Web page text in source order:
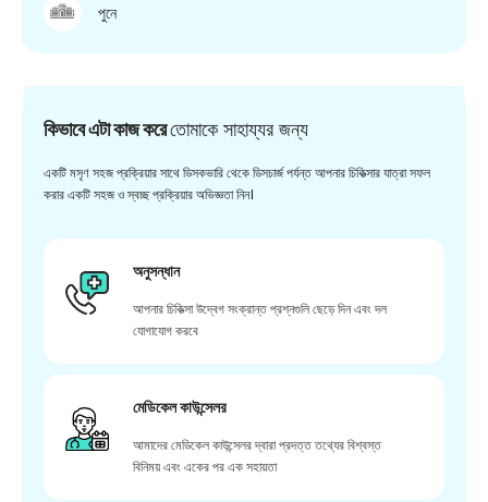
পুনে
কিভাবে এটা কাজ করেতোমাকে সাহায্যর জন্য
একটি মসৃণ সহজ প্রক্রিয়ার সাথে ডিসকভারি থেকে ডিসচার্জ পর্যন্ত আপনার চিকিত্সার যাত্রা সফল
করার একটি সহজ ও স্বচ্ছ প্রক্রিয়ার অভিজ্ঞতা নিন।
অনুসন্ধান
আপনার চিকিত্সা উদ্বেগ সংক্রান্ত প্রশ্নগুলি ছেড়ে দিন এবং দল
যোগাযোগ করবে
মেডিকেল কাউন্সেলর
আমাদের মেডিকেল কাউন্সেলর দ্বারা প্রদত্ত তথ্যের বিশ্বস্ত
বিনিময় এবং একের পর এক সহায়তা